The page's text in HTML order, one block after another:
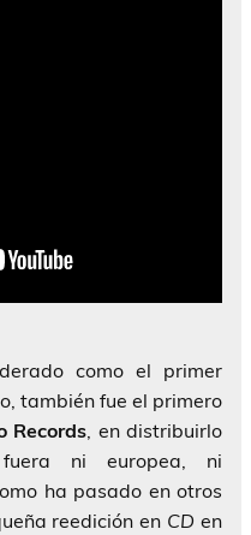
como el primer
también fue el primero
Records, en distribuirlo
ni europea, ni
ha pasado en otros
reedición en CD en